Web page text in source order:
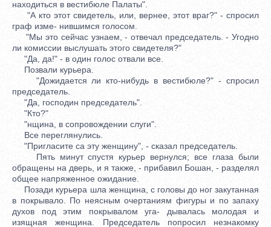
находиться в вестибюле Палаты".
"А кто этот свидетель, или, вернее, этот враг?" - спросил
граф изме- нившимся голосом.
"Мы это сейчас узнаем, - отвечал председатель. - Угодно
ли комиссии выслушать этого свидетеля?"
"Да, да!" - в один голос отвали все.
Позвали курьера.
"Дожидается ли кто-нибудь в вестибюле?" - спросил
председатель.
"Да, господин председатель".
"Кто?"
"нщина, в сопровождении слуги".
Все переглянулись.
"Пригласите са эту женщину", - сказал председатель.
Пять минут спустя курьер вернулся; все глаза были
обращены на дверь, и я также, - прибавил Бошан, - разделял
общее напряженное ожидание.
Позади курьера шла женщина, с головы до ног закутанная
в покрывало. По неясным очертаниям фигуры и по запаху
духов под этим покрывалом уга- дывалась молодая и
изящная женщина. Председатель попросил незнакомку